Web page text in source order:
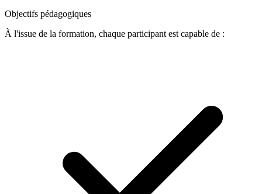
Objectifs pédagogiques
À l'issue de la formation, chaque participant est capable de :